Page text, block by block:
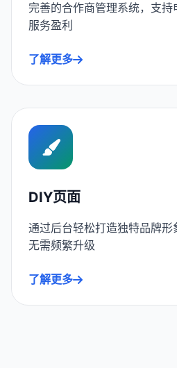
完善的合作商管理系统，支
服务盈利
了解更多
DIY页面
通过后台轻松打造独特品牌形
无需频繁升级
了解更多